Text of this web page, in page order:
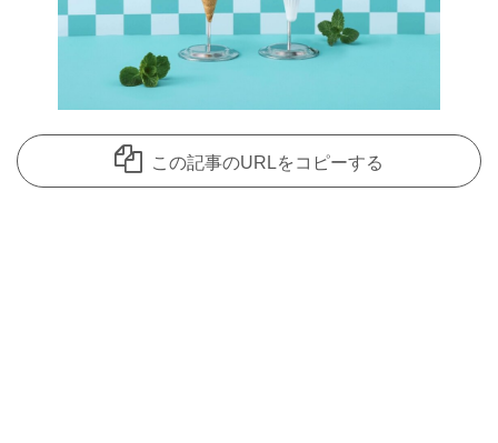
この記事のURLをコピーする